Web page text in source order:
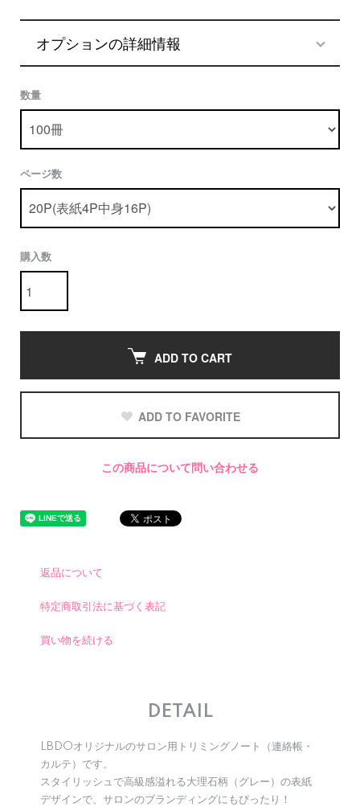
オプションの詳細情報
数量
ページ数
購入数
ADD TO CART
ADD TO FAVORITE
この商品について問い合わせる
返品について
特定商取引法に基づく表記
買い物を続ける
DETAIL
LBDOオリジナルのサロン用トリミングノート（連絡帳・
カルテ）です。
スタイリッシュで高級感溢れる大理石柄（グレー）の表紙
デザインで、サロンのブランディングにもぴったり！